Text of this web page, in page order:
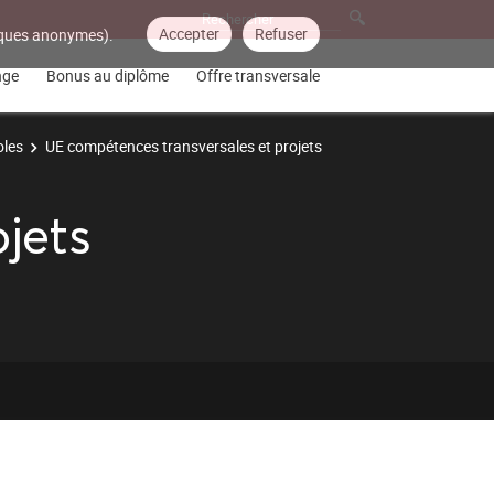
anonymes). Accepter Refuser
Bonus au diplôme Offre transversale
UE compétences transversales et projets